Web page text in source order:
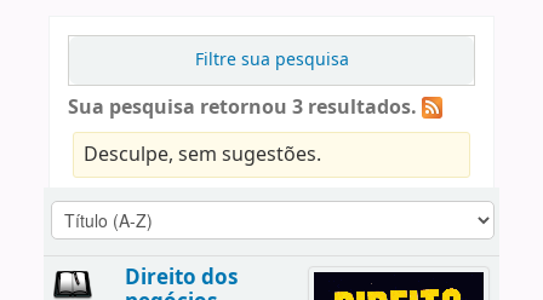
Filtre sua pesquisa
Sua pesquisa retornou 3 resultados.
Desculpe, sem sugestões.
Direito dos